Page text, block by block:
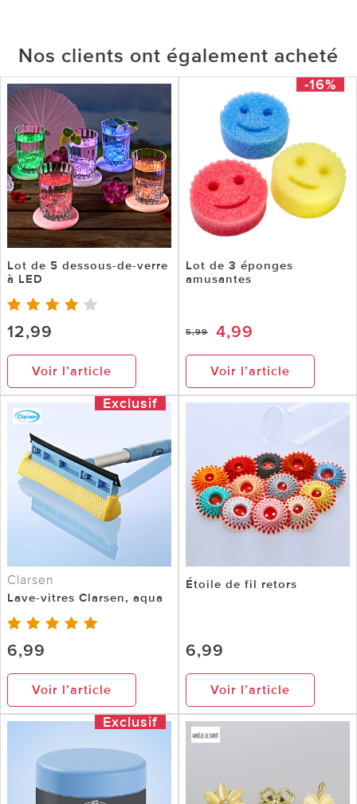
Nos clients ont également acheté
Lot de 5 dessous-de-verre
à LED
12,99
Voir l’article
-16%
Lot de 3 éponges
amusantes
5,99 4,99
Voir l’article
Exclusif
Clarsen
Lave-vitres Clarsen, aqua
6,99
Voir l’article
Étoile de fil retors
6,99
Voir l’article
Exclusif